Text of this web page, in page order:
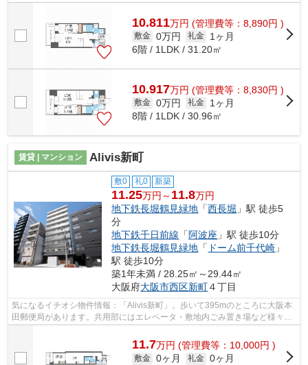
10.811万円 (管理費等：8,890円 )
敷金 0万円 礼金
1ヶ月
6階 / 1LDK / 31.20㎡
10.917万円 (管理費等：8,830円 )
敷金 0万円 礼金
1ヶ月
8階 / 1LDK / 30.96㎡
賃貸 | マンション Alivis新町
敷0 礼0 新築
11.25万円～ 11.8万円
地下鉄長堀鶴見緑地 「西長堀 」駅 徒歩5
分
地下鉄千日前線 「 阿波座 」駅 徒歩10分
地下鉄長堀鶴見緑地 「 ドーム前千代崎 」
駅 徒歩10分
築1年未満 / 28.25㎡～29.44㎡
大阪府大阪市西区新町４丁目
気になるイチオシ物件情報：「Alivis新町」。歩いて395mのところに大阪本
田郵便局があります。共用部にはエレベータ・敷地内ごみ置き場など様々な
設備やサービスが揃っているので便利...
11.7万円 (管理費等：10,000円 )
敷金 0ヶ月 礼金 0ヶ月